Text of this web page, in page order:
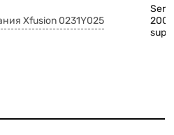
Xfusion 0231Y025